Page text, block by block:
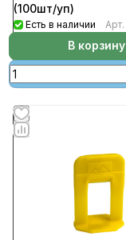
(100шт/уп)
Есть в наличии Арт.
В корзину